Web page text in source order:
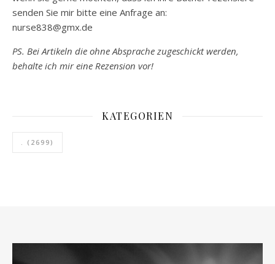
senden Sie mir bitte eine Anfrage an:
nurse838@gmx.de
PS. Bei Artikeln die ohne Absprache zugeschickt werden,
behalte ich mir eine Rezension vor!
KATEGORIEN
. (2699)